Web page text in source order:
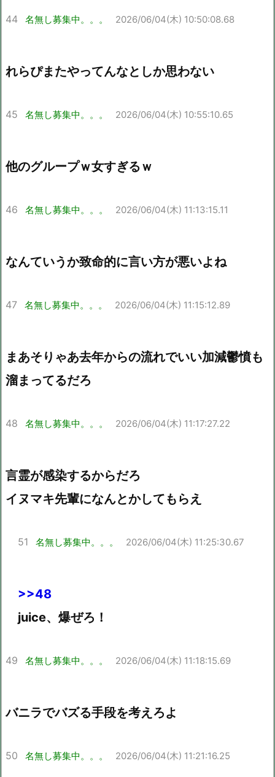
44 名無し募集中。。。 2026/06/04(木) 10:50:08.68
れらぴまたやってんなとしか思わない
45 名無し募集中。。。 2026/06/04(木) 10:55:10.65
他のグループｗ女すぎるｗ
46 名無し募集中。。。 2026/06/04(木) 11:13:15.11
なんていうか致命的に言い方が悪いよね
47 名無し募集中。。。 2026/06/04(木) 11:15:12.89
まあそりゃあ去年からの流れでいい加減鬱憤も
溜まってるだろ
48 名無し募集中。。。 2026/06/04(木) 11:17:27.22
言霊が感染するからだろ
イヌマキ先輩になんとかしてもらえ
51 名無し募集中。。。 2026/06/04(木) 11:25:30.67
>>48
juice、爆ぜろ！
49 名無し募集中。。。 2026/06/04(木) 11:18:15.69
バニラでバズる手段を考えろよ
50 名無し募集中。。。 2026/06/04(木) 11:21:16.25